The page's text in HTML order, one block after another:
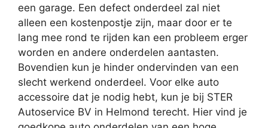
een garage. Een defect onderdeel zal niet
alleen een kostenpostje zijn, maar door er te
lang mee rond te rijden kan een probleem erger
worden en andere onderdelen aantasten.
Bovendien kun je hinder ondervinden van een
slecht werkend onderdeel. Voor elke auto
accessoire dat je nodig hebt, kun je bij STER
Autoservice BV in Helmond terecht. Hier vind je